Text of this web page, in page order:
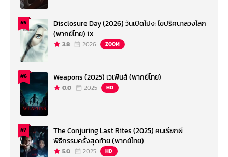
#5
Disclosure Day (2026) วันเปิดโปง: ไขปริศนาลวงโลก
(พากย์ไทย) 1X
3.8 2026 ZOOM
#6 Weapons (2025) เวเพินส์ (พากย์ไทย)
0.0 2025 HD
#7
The Conjuring Last Rites (2025) คนเรียกผี
พิธีกรรมครั้งสุดท้าย (พากย์ไทย)
5.0 2025 HD